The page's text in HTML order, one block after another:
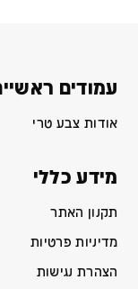
עמודים
אודות צבע טרי
מידע כללי
תקנון האתר
מדיניות פרטיות
הצהרת נגישות